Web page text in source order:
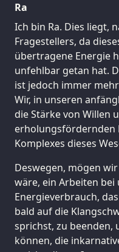
Ra
Ich bin Ra. Dies liegt,
Fragestellers, da
übertragene Energie
unfehlbar getan hat.
ist jedoch immer
Wir, in unseren
die Stärke von Willen
erholungsfördernden
Komplexes dieses
Deswegen, mögen
wäre, ein Arbeiten
Energieverbrauch,
bald auf die
sprichst, zu beenden,
können, die